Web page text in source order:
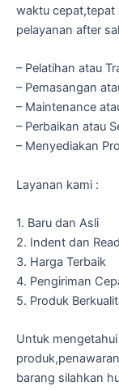
waktu cepat,tepat
pelayanan after
– Pelatihan atau
– Pemasangan
– Maintenance
– Perbaikan atau
– Menyediakan
Layanan kami :
1. Baru dan Asli
2. Indent dan
3. Harga Terbaik
4. Pengiriman
5. Produk
Untuk
barang silahkan